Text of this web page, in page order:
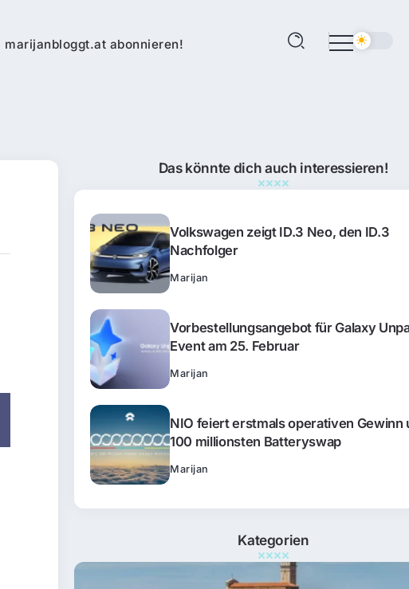
marijanbloggt.at abonnieren!
Das könnte dich auch interessieren!
Volkswagen zeigt ID.3 Neo, den ID.3
Nachfolger
Marijan
Vorbestellungsangebot für Galaxy
Event am 25. Februar
Marijan
NIO feiert erstmals operativen Gewinn
100 millionsten Batteryswap
Marijan
Kategorien